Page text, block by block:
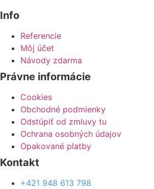
Info
Referencie
Môj účet
Návody zdarma
Právne informácie
Cookies
Obchodné podmienky
Odstúpiť od zmluvy tu
Ochrana osobných údajov
Opakované platby
Kontakt
+421 948 613 798